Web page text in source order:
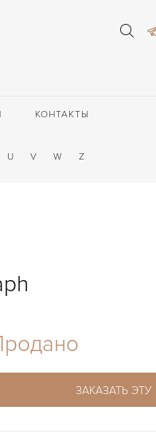
КОНТАКТЫ
U V W Z
ЗАКАЗАТЬ